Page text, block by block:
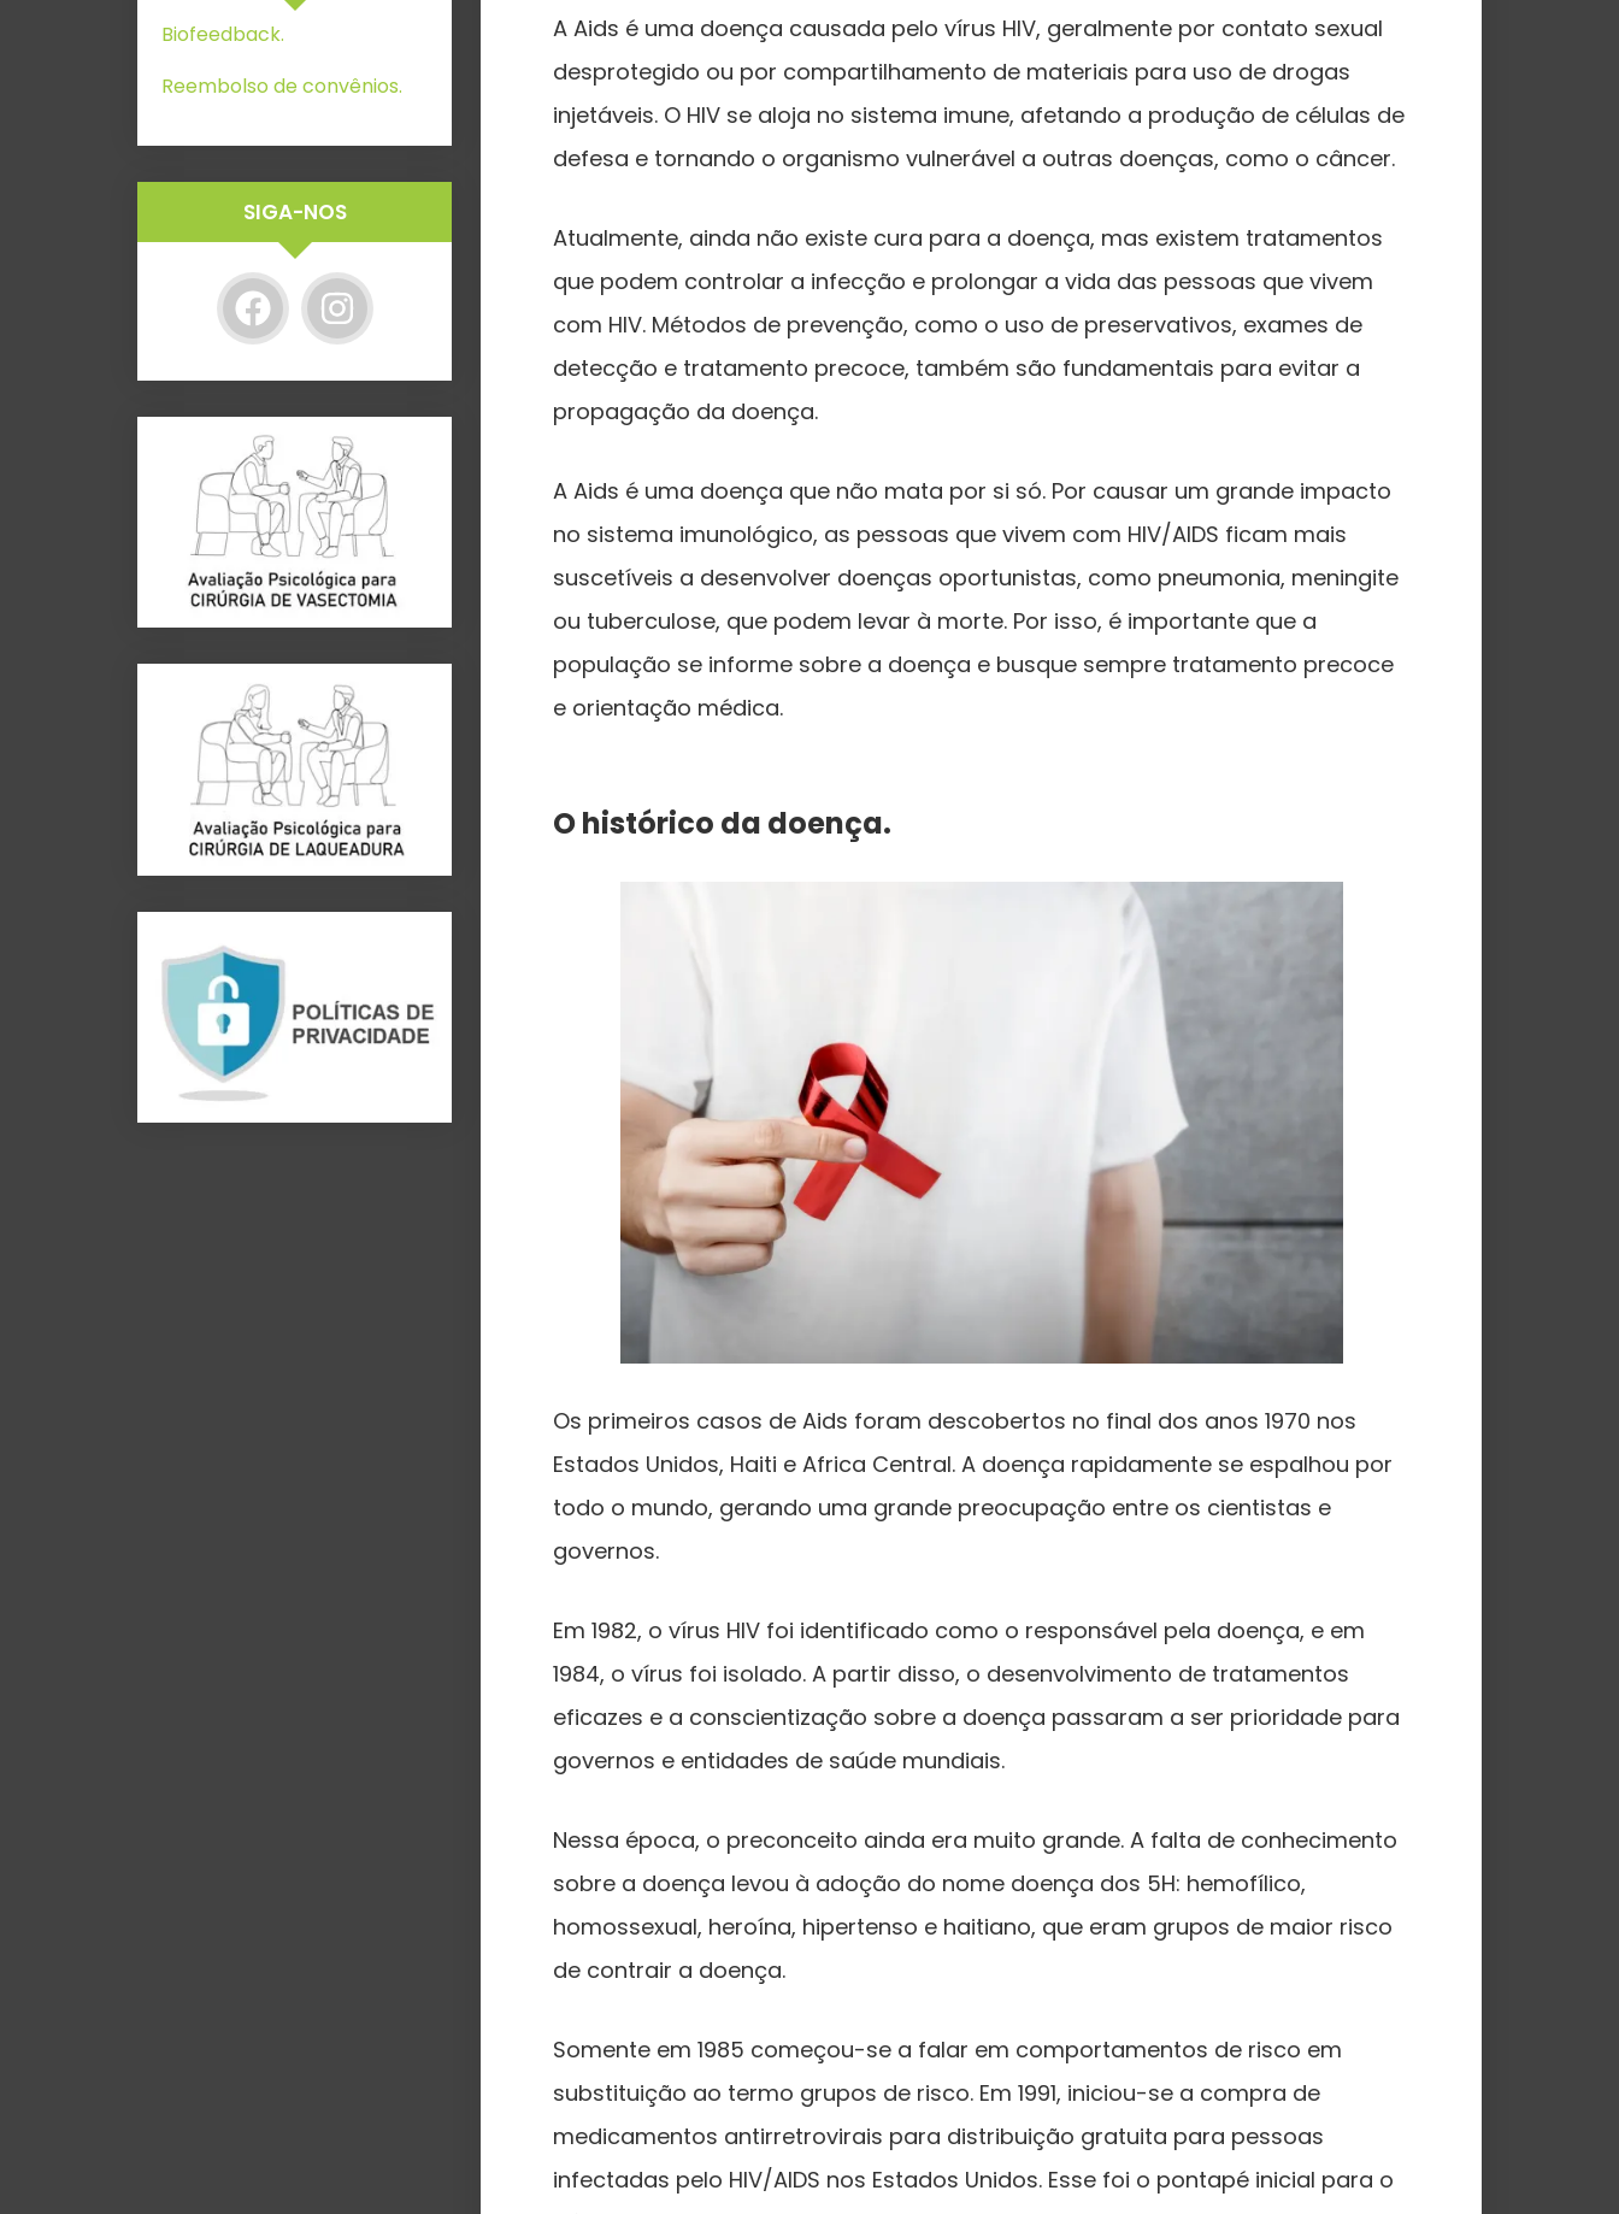
A Aids é uma doença causada pelo vírus HIV, geralmente por contato sexual
desprotegido ou por compartilhamento de materiais para uso de drogas
injetáveis. O HIV se aloja no sistema imune, afetando a produção de células de
defesa e tornando o organismo vulnerável a outras doenças, como o câncer.
Atualmente, ainda não existe cura para a doença, mas existem tratamentos
que podem controlar a infecção e prolongar a vida das pessoas que vivem
com HIV. Métodos de prevenção, como o uso de preservativos, exames de
detecção e tratamento precoce, também são fundamentais para evitar a
propagação da doença.
A Aids é uma doença que não mata por si só. Por causar um grande impacto
no sistema imunológico, as pessoas que vivem com HIV/AIDS ficam mais
suscetíveis a desenvolver doenças oportunistas, como pneumonia, meningite
ou tuberculose, que podem levar à morte. Por isso, é importante que a
população se informe sobre a doença e busque sempre tratamento precoce
e orientação médica.
O histórico da doença.
Os primeiros casos de Aids foram descobertos no final dos anos 1970 nos
Estados Unidos, Haiti e Africa Central. A doença rapidamente se espalhou por
todo o mundo, gerando uma grande preocupação entre os cientistas e
governos.
Em 1982, o vírus HIV foi identificado como o responsável pela doença, e em
1984, o vírus foi isolado. A partir disso, o desenvolvimento de tratamentos
eficazes e a conscientização sobre a doença passaram a ser prioridade para
governos e entidades de saúde mundiais.
Nessa época, o preconceito ainda era muito grande. A falta de conhecimento
sobre a doença levou à adoção do nome doença dos 5H: hemofílico,
homossexual, heroína, hipertenso e haitiano, que eram grupos de maior risco
de contrair a doença.
Somente em 1985 começou-se a falar em comportamentos de risco em
substituição ao termo grupos de risco. Em 1991, iniciou-se a compra de
medicamentos antirretrovirais para distribuição gratuita para pessoas
infectadas pelo HIV/AIDS nos Estados Unidos. Esse foi o pontapé inicial para o
Biofeedback.
Reembolso de convênios.
SIGA-NOS